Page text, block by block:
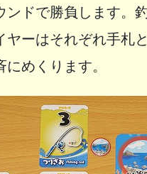
ドで勝負します。
ーはそれぞれ手札
めくります。